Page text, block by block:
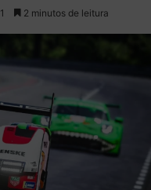
onum
1 2 minutos de leitura